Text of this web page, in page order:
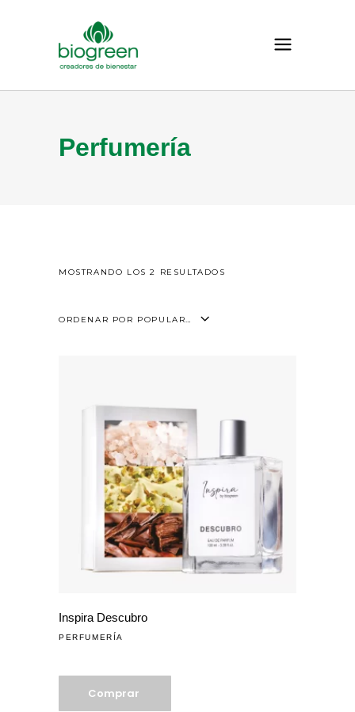
Perfumería
MOSTRANDO LOS 2 RESULTADOS
ORDENAR POR POPULARIDAD
Inspira Descubro
PERFUMERÍA
Comprar